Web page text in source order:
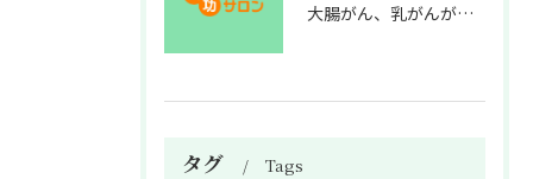
大腸がん、乳がんが増えた理由
タグ Tags